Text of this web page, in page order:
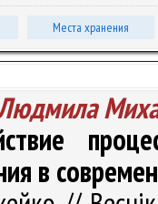
Места хранения
в